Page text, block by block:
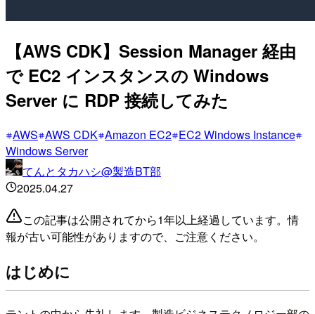
【AWS CDK】Session Manager 経由
で EC2 インスタンスの Windows
Server に RDP 接続してみた
AWS AWS CDK Amazon EC2 EC2 Windows Instance
Windows Server
てんとタカハシ@製造BT部
2025.04.27
この記事は公開されてから1年以上経過しています。情
報が古い可能性がありますので、ご注意ください。
はじめに